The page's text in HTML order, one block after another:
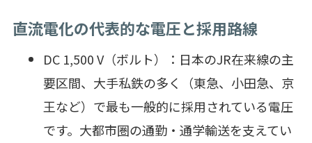
直流電化の代表的な電圧と採用路線
DC 1,500 V（ボルト）：日本のJR在来線の主
要区間、大手私鉄の多く（東急、小田急、京
王など）で最も一般的に採用されている電圧
です。大都市圏の通勤・通学輸送を支えてい